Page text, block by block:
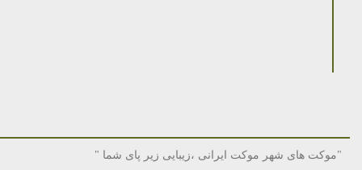
"موکت های شهر موکت ایرانی ،زیبایی زیر پای شما "